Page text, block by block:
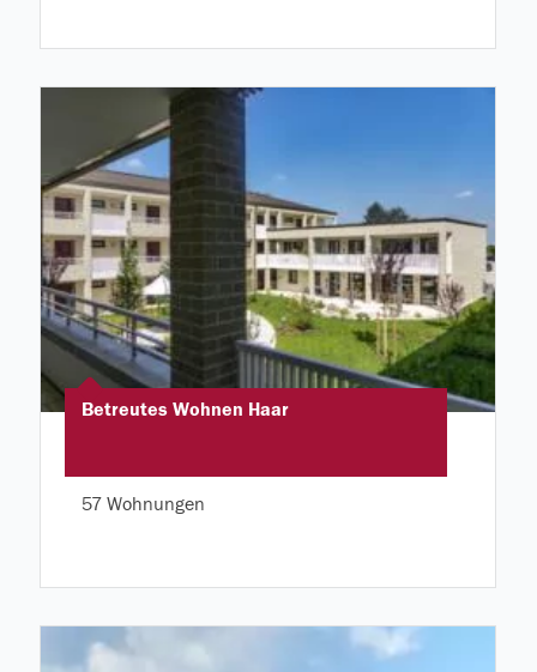
Betreutes Wohnen Haar
57 Wohnungen